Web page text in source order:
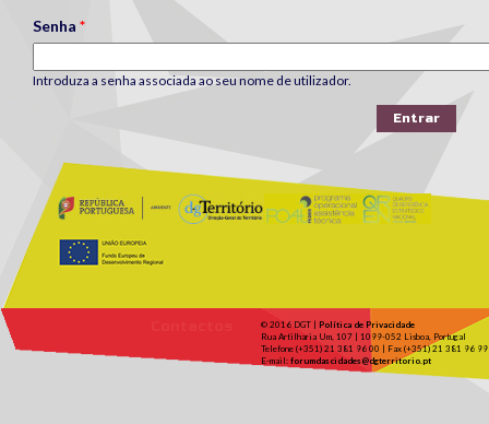
Senha *
Introduza a senha associada ao seu nome de utilizador.
© 2016 DGT | Política de Privacidade
Rua Artilharia Um, 107 | 1099-052 Lisboa, Portugal
Telefone (+351) 21 381 96 00 | Fax (+351) 21 381 96 99
E-mail: forumdascidades@dgterritorio.pt